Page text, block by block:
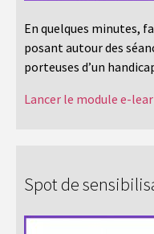
En quelques minutes,
posant autour des
porteuses d’un
Lancer le module e-
Spot de